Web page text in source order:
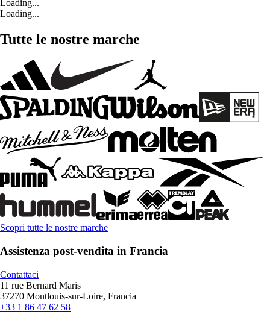
Loading...
Loading...
Tutte le nostre marche
Scopri tutte le nostre marche
Assistenza post-vendita in Francia
Contattaci
11 rue Bernard Maris
37270 Montlouis-sur-Loire, Francia
+33 1 86 47 62 58